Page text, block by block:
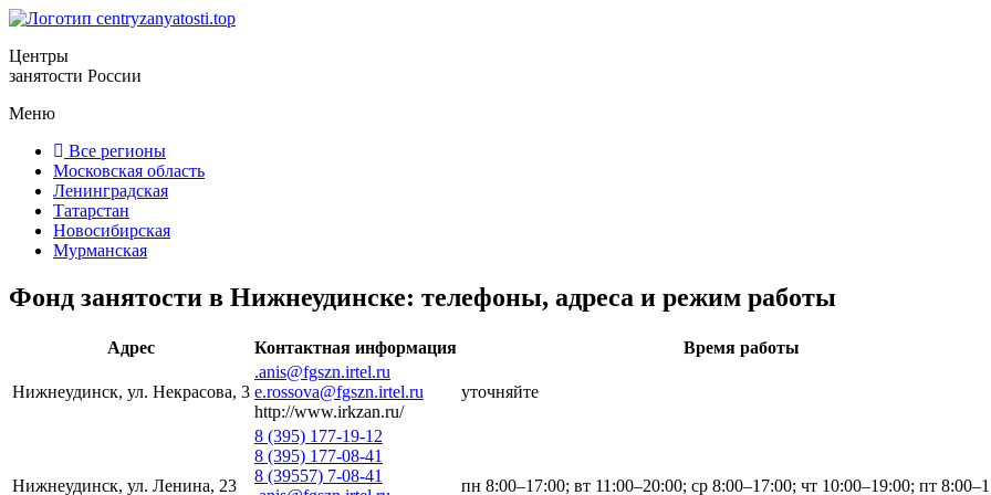
Центры
занятости России
Меню
Все регионы
Московская область
Ленинградская
Татарстан
Новосибирская
Мурманская
Фонд занятости в Нижнеудинске: телефоны, адреса и режим работы
Адрес Контактная информация Время работы
Нижнеудинск, ул. Некрасова, 3
.anis@fgszn.irtel.ru
e.rossova@fgszn.irtel.ru
http://www.irkzan.ru/
уточняйте
Нижнеудинск, ул. Ленина, 23
8 (395) 177-19-12
8 (395) 177-08-41
8 (39557) 7-08-41
пн 8:00–17:00; вт 11:00–20:00; ср 8:00–17:00; чт 10:00–19:00; пт